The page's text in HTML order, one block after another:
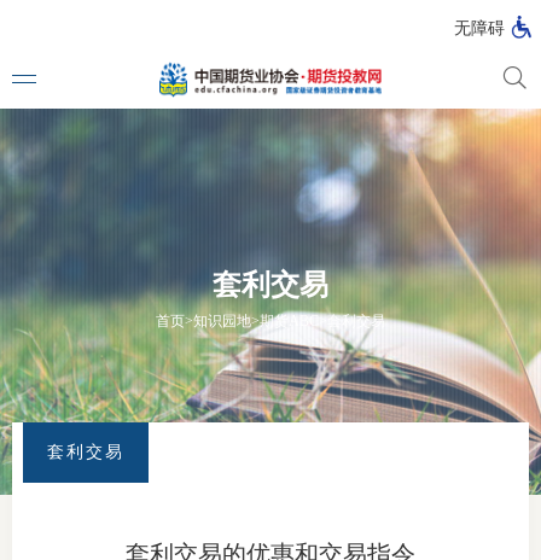
无障碍
一周大
投教大
视频动
套利交易
首页>知识园地>期货ABC > 套利交易
套利交易
套利交易的优惠和交易指令